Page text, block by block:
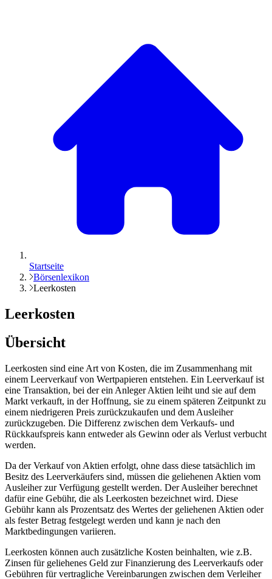
Startseite
Börsenlexikon
Leerkosten
Leerkosten
Übersicht
Leerkosten sind eine Art von Kosten, die im Zusammenhang mit
einem Leerverkauf von Wertpapieren entstehen. Ein Leerverkauf ist
eine Transaktion, bei der ein Anleger Aktien leiht und sie auf dem
Markt verkauft, in der Hoffnung, sie zu einem späteren Zeitpunkt zu
einem niedrigeren Preis zurückzukaufen und dem Ausleiher
zurückzugeben. Die Differenz zwischen dem Verkaufs- und
Rückkaufspreis kann entweder als Gewinn oder als Verlust verbucht
werden.
Da der Verkauf von Aktien erfolgt, ohne dass diese tatsächlich im
Besitz des Leerverkäufers sind, müssen die geliehenen Aktien vom
Ausleiher zur Verfügung gestellt werden. Der Ausleiher berechnet
dafür eine Gebühr, die als Leerkosten bezeichnet wird. Diese
Gebühr kann als Prozentsatz des Wertes der geliehenen Aktien oder
als fester Betrag festgelegt werden und kann je nach den
Marktbedingungen variieren.
Leerkosten können auch zusätzliche Kosten beinhalten, wie z.B.
Zinsen für geliehenes Geld zur Finanzierung des Leerverkaufs oder
Gebühren für vertragliche Vereinbarungen zwischen dem Verleiher